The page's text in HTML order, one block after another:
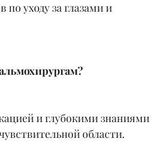
уходу за глазами и
и глубокими знаниями
области.